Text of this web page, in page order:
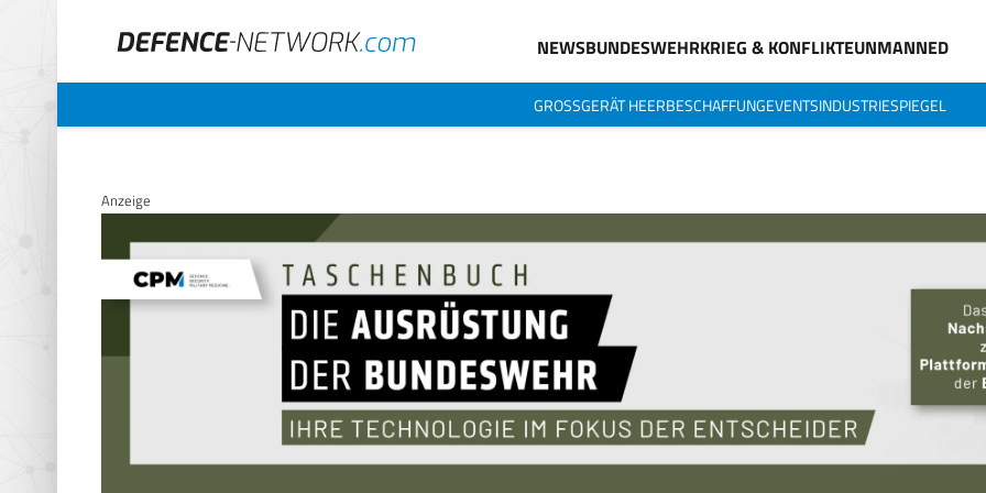
NEWSBUNDESWEHRKRIEG & KONFLIKTEUNMANNED
GROSSGERÄT HEERBESCHAFFUNGEVENTSINDUSTRIESPIEGEL
Anzeige